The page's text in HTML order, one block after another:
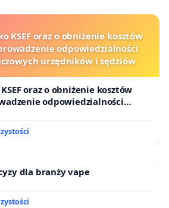
KSEF oraz o obniżenie kosztów
odpowiedzialności
urzędników i sędziów
oraz o obniżenie kosztów
odpowiedzialności
urzędników i sędziów
dla branży vape